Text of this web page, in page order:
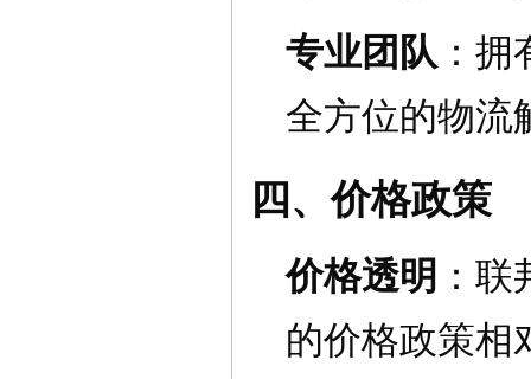
专业团队 ：
全方位的物流
四、价格政策
价格透明 ：
的价格政策相